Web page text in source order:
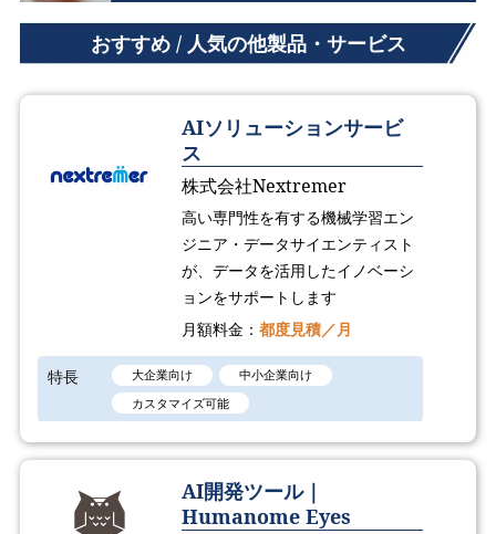
おすすめ / 人気の他製品・サービス
AIソリューションサービ
ス
株式会社Nextremer
高い専門性を有する機械学習エン
ジニア・データサイエンティスト
が、データを活用したイノベーシ
ョンをサポートします
月額料金： 都度見積／月
特長 大企業向け
中小企業向け
カスタマイズ可能
AI開発ツール｜
Humanome Eyes